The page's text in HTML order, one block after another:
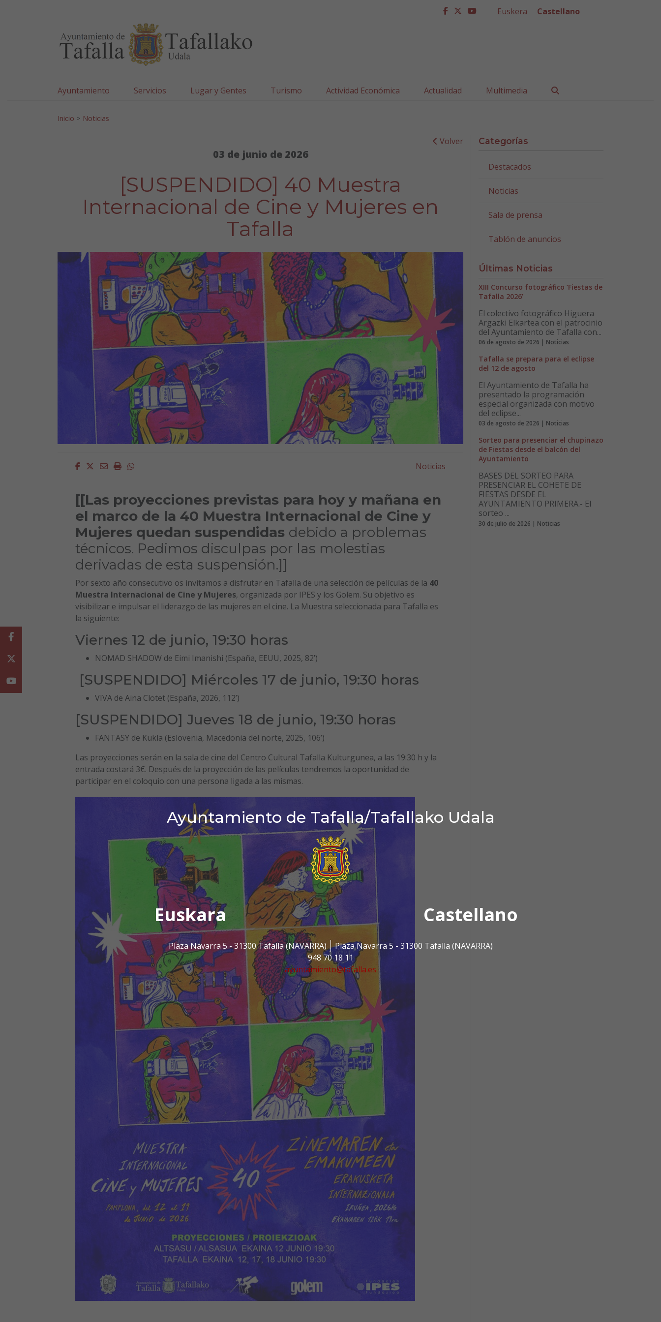
Ayuntamiento de Tafalla/Tafallako Udala
Euskara Castellano
Plaza Navarra 5 - 31300 Tafalla (NAVARRA)
Plaza Navarra 5 - 31300 Tafalla (NAVARRA)
948 70 18 11
ayuntamiento@tafalla.es
facebook
twitter
youtube
Euskera Castellano
Ayuntamiento Servicios Lugar y Gentes Turismo Actividad Económica Actualidad Multimedia
Inicio > Noticias
Volver
03 de junio de 2026
[SUSPENDIDO] 40 Muestra
Internacional de Cine y Mujeres en
Tafalla
Facebook
Twitter
EmailImprimirWhatsapp Noticias
[[Las proyecciones previstas para hoy y mañana en
el marco de la 40 Muestra Internacional de Cine y
Mujeres quedan suspendidas debido a problemas
técnicos. Pedimos disculpas por las molestias
derivadas de esta suspensión.]]
Por sexto año consecutivo os invitamos a disfrutar en Tafalla de una selección de películas de la 40
Muestra Internacional de Cine y Mujeres, organizada por IPES y los Golem. Su objetivo es
visibilizar e impulsar el liderazgo de las mujeres en el cine. La Muestra seleccionada para Tafalla es
la siguiente:
Viernes 12 de junio, 19:30 horas
NOMAD SHADOW de Eimi Imanishi (España, EEUU, 2025, 82’)
[SUSPENDIDO] Miércoles 17 de junio, 19:30 horas
VIVA de Aina Clotet (España, 2026, 112’)
[SUSPENDIDO] Jueves 18 de junio, 19:30 horas
FANTASY de Kukla (Eslovenia, Macedonia del norte, 2025, 106’)
Las proyecciones serán en la sala de cine del Centro Cultural Tafalla Kulturgunea, a las 19:30 h y la
entrada costará 3€. Después de la proyección de las películas tendremos la oportunidad de
participar en el coloquio con una persona ligada a las mismas.
Categorías
Destacados
Noticias
Sala de prensa
Tablón de anuncios
Últimas Noticias
XIII Concurso fotográfico ‘Fiestas de
Tafalla 2026’
El colectivo fotográfico Higuera
Argazki Elkartea con el patrocinio
del Ayuntamiento de Tafalla con...
06 de agosto de 2026 | Noticias
Tafalla se prepara para el eclipse
del 12 de agosto
El Ayuntamiento de Tafalla ha
presentado la programación
especial organizada con motivo
del eclipse...
03 de agosto de 2026 | Noticias
Sorteo para presenciar el chupinazo
de Fiestas desde el balcón del
Ayuntamiento
BASES DEL SORTEO PARA
PRESENCIAR EL COHETE DE
FIESTAS DESDE EL
AYUNTAMIENTO PRIMERA.- El
sorteo ...
30 de julio de 2026 | Noticias
Facebook
Youtube